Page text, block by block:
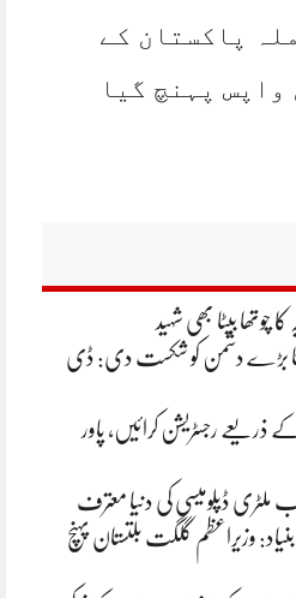
پاکستان کے
واپس پہنچ گیا
چوتھا بیٹا بھی شہید
بڑے دشمن کو شکست دی: ڈی
ذریعے رجسٹریشن کرائیں، پاور
ملٹری ڈپلومیسی کی دنیا معترف
وزیراعظم گلگت بلتستان پہنچ